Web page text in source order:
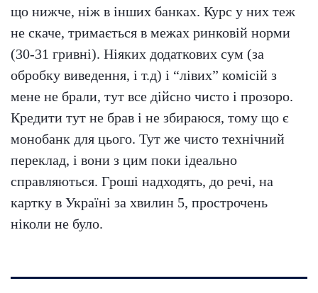
що нижче, ніж в інших банках. Курс у них теж
не скаче, тримається в межах ринковій норми
(30-31 гривні). Ніяких додаткових сум (за
обробку виведення, і т.д) і “лівих” комісій з
мене не брали, тут все дійсно чисто і прозоро.
Кредити тут не брав і не збираюся, тому що є
монобанк для цього. Тут же чисто технічний
переклад, і вони з цим поки ідеально
справляються. Гроші надходять, до речі, на
картку в Україні за хвилин 5, прострочень
ніколи не було.